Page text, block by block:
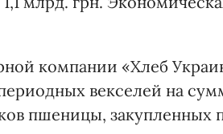
компании «Хлеб
векселей на
пшеницы, закупленных